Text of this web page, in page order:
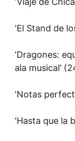
‘El Stand de
‘Dragones:
ala musical’
‘Notas
‘Hasta que la